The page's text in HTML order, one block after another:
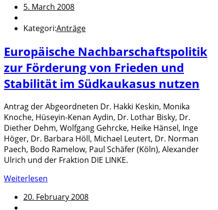
5. March 2008
Kategori:Anträge
Europäische Nachbarschaftspolitik
zur Förderung von Frieden und
Stabilität im Südkaukasus nutzen
Antrag der Abgeordneten Dr. Hakki Keskin, Monika
Knoche, Hüseyin-Kenan Aydin, Dr. Lothar Bisky, Dr.
Diether Dehm, Wolfgang Gehrcke, Heike Hänsel, Inge
Höger, Dr. Barbara Höll, Michael Leutert, Dr. Norman
Paech, Bodo Ramelow, Paul Schäfer (Köln), Alexander
Ulrich und der Fraktion DIE LINKE.
Weiterlesen
20. February 2008